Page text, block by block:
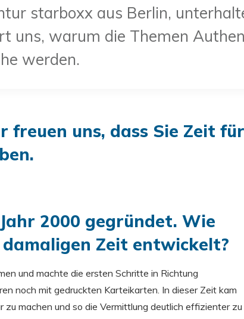
starboxx aus Berlin,
uns, warum die Themen
werden.
freuen uns, dass Sie Zeit für
2000 gegründet. Wie
Zeit entwickelt?
und machte die ersten Schritte in Richtung
noch mit gedruckten Karteikarten. In dieser Zeit kam
machen und so die Vermittlung deutlich effizienter zu